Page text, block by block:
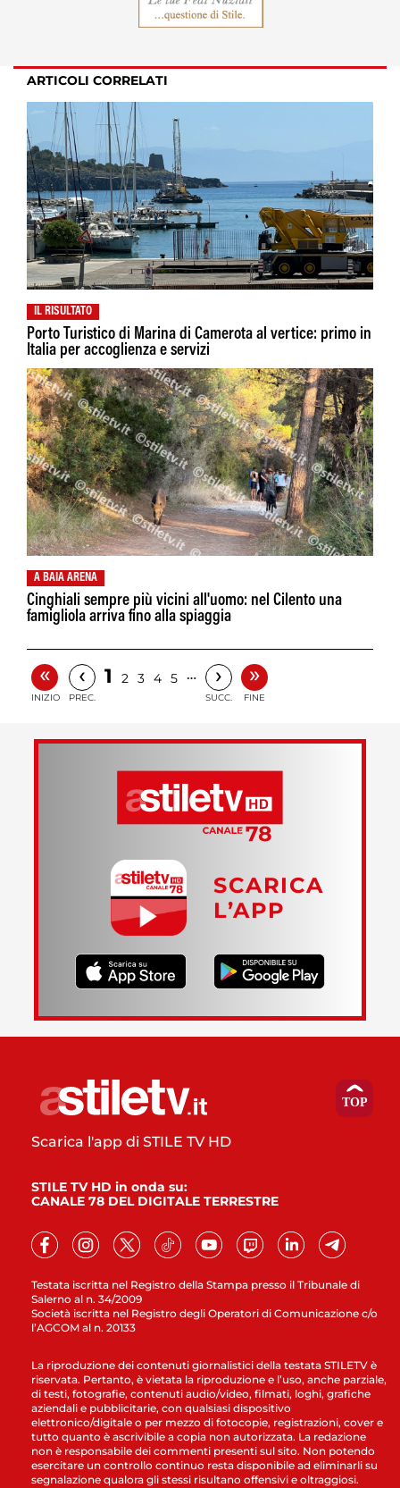
ARTICOLI CORRELATI
IL RISULTATO
Porto Turistico di Marina di Camerota al vertice: primo in
Italia per accoglienza e servizi
A BAIA ARENA
Cinghiali sempre più vicini all'uomo: nel Cilento una
famigliola arriva fino alla spiaggia
«
INIZIO
‹
PREC.
1 2 3 4 5 … ›
SUCC.
»
FINE
SCARICA
L’APP
Testata iscritta nel Registro della Stampa presso il Tribunale di
Salerno al n. 34/2009
Società iscritta nel Registro degli Operatori di Comunicazione c/o
l’AGCOM al n. 20133
Scarica l'app di STILE TV HD
STILE TV HD in onda su:
CANALE 78 DEL DIGITALE TERRESTRE
La riproduzione dei contenuti giornalistici della testata STILETV è
riservata. Pertanto, è vietata la riproduzione e l’uso, anche parziale,
di testi, fotografie, contenuti audio/video, filmati, loghi, grafiche
aziendali e pubblicitarie, con qualsiasi dispositivo
elettronico/digitale o per mezzo di fotocopie, registrazioni, cover e
tutto quanto è ascrivibile a copia non autorizzata. La redazione
non è responsabile dei commenti presenti sul sito. Non potendo
esercitare un controllo continuo resta disponibile ad eliminarli su
segnalazione qualora gli stessi risultano offensivi e oltraggiosi.